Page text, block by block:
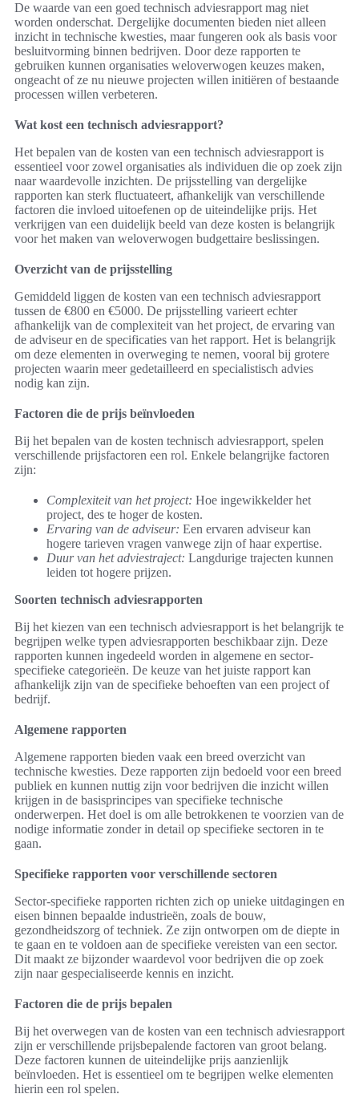
De waarde van een goed technisch adviesrapport mag niet
worden onderschat. Dergelijke documenten bieden niet alleen
inzicht in technische kwesties, maar fungeren ook als basis voor
besluitvorming binnen bedrijven. Door deze rapporten te
gebruiken kunnen organisaties weloverwogen keuzes maken,
ongeacht of ze nu nieuwe projecten willen initiëren of bestaande
processen willen verbeteren.
Wat kost een technisch adviesrapport?
Het bepalen van de kosten van een technisch adviesrapport is
essentieel voor zowel organisaties als individuen die op zoek zijn
naar waardevolle inzichten. De prijsstelling van dergelijke
rapporten kan sterk fluctuateert, afhankelijk van verschillende
factoren die invloed uitoefenen op de uiteindelijke prijs. Het
verkrijgen van een duidelijk beeld van deze kosten is belangrijk
voor het maken van weloverwogen budgettaire beslissingen.
Overzicht van de prijsstelling
Gemiddeld liggen de kosten van een technisch adviesrapport
tussen de €800 en €5000. De prijsstelling varieert echter
afhankelijk van de complexiteit van het project, de ervaring van
de adviseur en de specificaties van het rapport. Het is belangrijk
om deze elementen in overweging te nemen, vooral bij grotere
projecten waarin meer gedetailleerd en specialistisch advies
nodig kan zijn.
Factoren die de prijs beïnvloeden
Bij het bepalen van de kosten technisch adviesrapport, spelen
verschillende prijsfactoren een rol. Enkele belangrijke factoren
zijn:
Complexiteit van het project: Hoe ingewikkelder het
project, des te hoger de kosten.
Ervaring van de adviseur: Een ervaren adviseur kan
hogere tarieven vragen vanwege zijn of haar expertise.
Duur van het adviestraject: Langdurige trajecten kunnen
leiden tot hogere prijzen.
Soorten technisch adviesrapporten
Bij het kiezen van een technisch adviesrapport is het belangrijk te
begrijpen welke typen adviesrapporten beschikbaar zijn. Deze
rapporten kunnen ingedeeld worden in algemene en sector-
specifieke categorieën. De keuze van het juiste rapport kan
afhankelijk zijn van de specifieke behoeften van een project of
bedrijf.
Algemene rapporten
Algemene rapporten bieden vaak een breed overzicht van
technische kwesties. Deze rapporten zijn bedoeld voor een breed
publiek en kunnen nuttig zijn voor bedrijven die inzicht willen
krijgen in de basisprincipes van specifieke technische
onderwerpen. Het doel is om alle betrokkenen te voorzien van de
nodige informatie zonder in detail op specifieke sectoren in te
gaan.
Specifieke rapporten voor verschillende sectoren
Sector-specifieke rapporten richten zich op unieke uitdagingen en
eisen binnen bepaalde industrieën, zoals de bouw,
gezondheidszorg of techniek. Ze zijn ontworpen om de diepte in
te gaan en te voldoen aan de specifieke vereisten van een sector.
Dit maakt ze bijzonder waardevol voor bedrijven die op zoek
zijn naar gespecialiseerde kennis en inzicht.
Factoren die de prijs bepalen
Bij het overwegen van de kosten van een technisch adviesrapport
zijn er verschillende prijsbepalende factoren van groot belang.
Deze factoren kunnen de uiteindelijke prijs aanzienlijk
beïnvloeden. Het is essentieel om te begrijpen welke elementen
hierin een rol spelen.